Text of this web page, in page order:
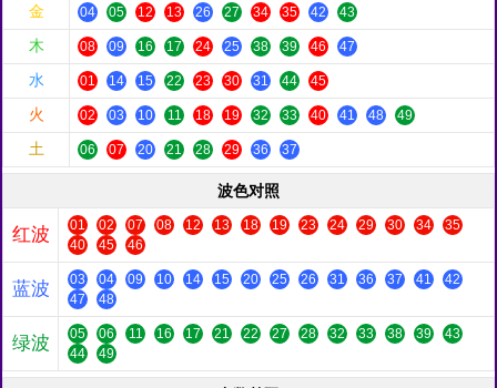
金
04 05 12 13 26 27 34 35 42 43
木 08 09 16 17 24 25 38 39 46 47
水 01 14 15 22 23 30 31 44 45
火 02 03 10 11 18 19 32 33 40 41 48 49
土 06 07 20 21 28 29 36 37
波色对照
红波 01 02 07 08 12 13 18 19 23 24 29 30 34
35
40
45 46
蓝波 03 04 09 10 14 15 20 25 26 31 36 37 41
42
47
48
绿波 05 06 11 16 17 21 22 27 28 32 33 38 39
43
44
49